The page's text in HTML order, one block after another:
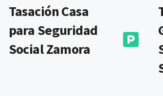
Tasación Casa
para Seguridad
Social Zamora